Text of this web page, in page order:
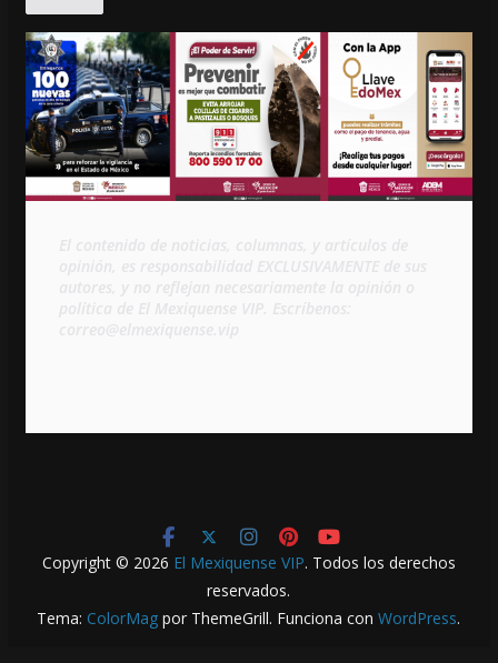
Copyright © 2026 El Mexiquense VIP. Todos los derechos
reservados.
Tema: ColorMag por ThemeGrill. Funciona conWordPress.